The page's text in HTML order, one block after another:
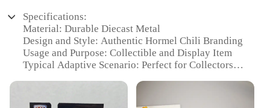
Specifications:
Material: Durable Diecast Metal
Design and Style: Authentic Hormel Chili Branding
Usage and Purpose: Collectible and Display Item
Typical Adaptive Scenario: Perfect for Collectors
Shape or Size or Weight or Quantity: Compact,
Lightweight, and Easy to Handle